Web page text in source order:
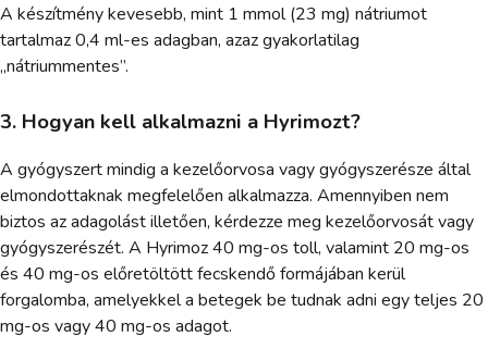
A készítmény kevesebb, mint 1 mmol (23 mg) nátriumot
tartalmaz 0,4 ml-es adagban, azaz gyakorlatilag
„nátriummentes”.
3. Hogyan kell alkalmazni a Hyrimozt?
A gyógyszert mindig a kezelőorvosa vagy gyógyszerésze által
elmondottaknak megfelelően alkalmazza. Amennyiben nem
biztos az adagolást illetően, kérdezze meg kezelőorvosát vagy
gyógyszerészét. A Hyrimoz 40 mg-os toll, valamint 20 mg-os
és 40 mg-os előretöltött fecskendő formájában kerül
forgalomba, amelyekkel a betegek be tudnak adni egy teljes 20
mg-os vagy 40 mg-os adagot.